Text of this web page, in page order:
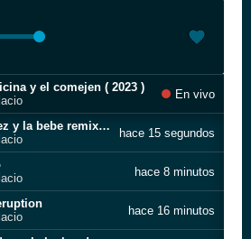
y el comejen ( 2023 )
En vivo
por primera vez y la bebe remix ( 2023 )
hace 15 segundos
hace 8 minutos
hace 16 minutos